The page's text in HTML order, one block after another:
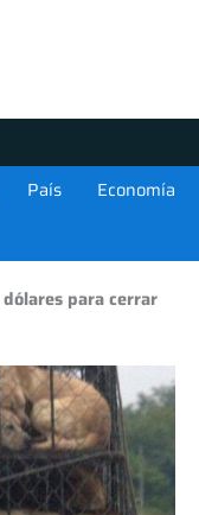
País
Economía
para cerrar